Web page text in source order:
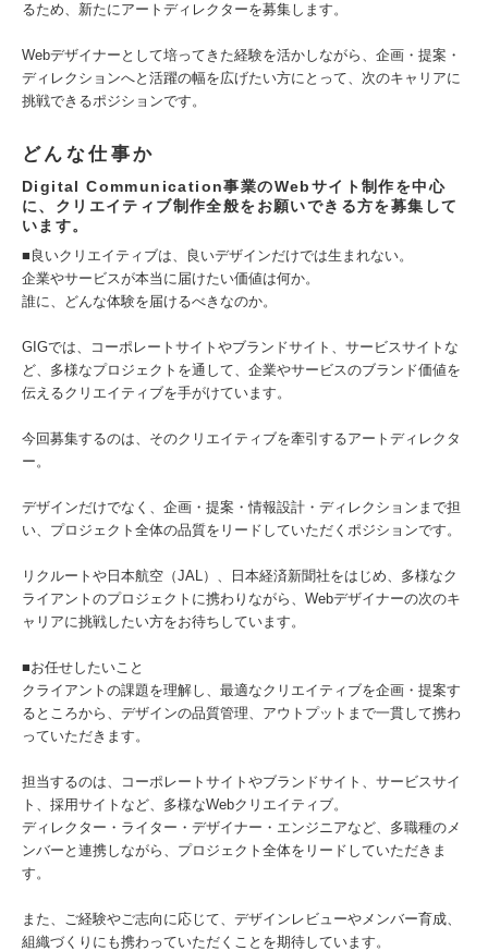
るため、新たにアートディレクターを募集します。
Webデザイナーとして培ってきた経験を活かしながら、企画・提案・
ディレクションへと活躍の幅を広げたい方にとって、次のキャリアに
挑戦できるポジションです。
どんな仕事か
Digital Communication事業のWebサイト制作を中心
に、クリエイティブ制作全般をお願いできる方を募集して
います。
■良いクリエイティブは、良いデザインだけでは生まれない。
企業やサービスが本当に届けたい価値は何か。
誰に、どんな体験を届けるべきなのか。
GIGでは、コーポレートサイトやブランドサイト、サービスサイトな
ど、多様なプロジェクトを通して、企業やサービスのブランド価値を
伝えるクリエイティブを手がけています。
今回募集するのは、そのクリエイティブを牽引するアートディレクタ
ー。
デザインだけでなく、企画・提案・情報設計・ディレクションまで担
い、プロジェクト全体の品質をリードしていただくポジションです。
リクルートや日本航空（JAL）、日本経済新聞社をはじめ、多様なク
ライアントのプロジェクトに携わりながら、Webデザイナーの次のキ
ャリアに挑戦したい方をお待ちしています。
■お任せしたいこと
クライアントの課題を理解し、最適なクリエイティブを企画・提案す
るところから、デザインの品質管理、アウトプットまで一貫して携わ
っていただきます。
担当するのは、コーポレートサイトやブランドサイト、サービスサイ
ト、採用サイトなど、多様なWebクリエイティブ。
ディレクター・ライター・デザイナー・エンジニアなど、多職種のメ
ンバーと連携しながら、プロジェクト全体をリードしていただきま
す。
また、ご経験やご志向に応じて、デザインレビューやメンバー育成、
組織づくりにも携わっていただくことを期待しています。